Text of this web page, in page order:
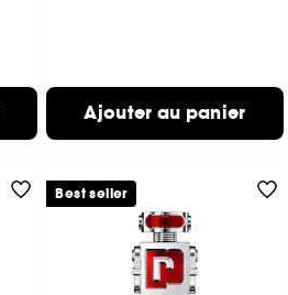
Ajouter au panier
Best seller